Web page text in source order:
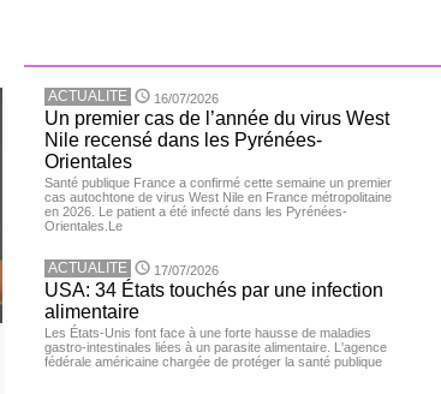
ACTUALITE 16/07/2026
Un premier cas de l’année du virus West
Nile recensé dans les Pyrénées-
Orientales
Santé publique France a confirmé cette semaine un premier
cas autochtone de virus West Nile en France métropolitaine
en 2026. Le patient a été infecté dans les Pyrénées-
Orientales.Le
ACTUALITE 17/07/2026
USA: 34 États touchés par une infection
alimentaire
Les États-Unis font face à une forte hausse de maladies
gastro-intestinales liées à un parasite alimentaire. L'agence
fédérale américaine chargée de protéger la santé publique